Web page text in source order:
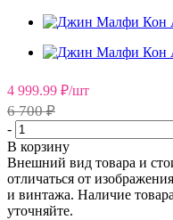
4 999.99 ₽/шт
6 700 ₽
-
В корзину
Внешний вид товара и
отличаться от
и винтажа. Наличие
уточняйте.